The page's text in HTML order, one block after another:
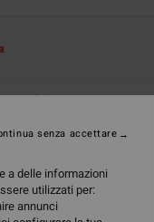
Bambina
a delle informazioni
utilizzati per:
annunci
senza accettare